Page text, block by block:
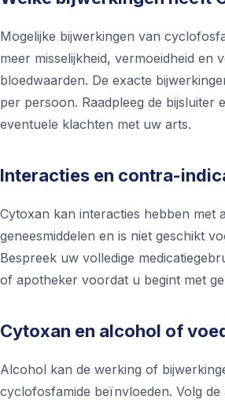
Mogelijke bijwerkingen van
meer misselijkheid, vermoeidheid en
bloedwaarden. De exacte
per persoon. Raadpleeg de bijsluiter
eventuele klachten met uw arts.
Interacties en contra-
Cytoxan kan interacties hebben met
geneesmiddelen en is niet geschikt
Bespreek uw volledige
of apotheker voordat u begint met
Cytoxan en alcohol of
Alcohol kan de werking of
cyclofosfamide beïnvloeden. Volg de